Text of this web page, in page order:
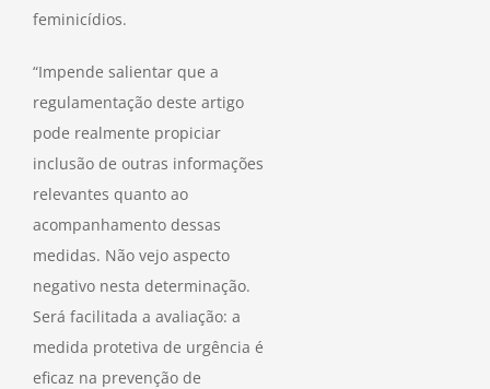
feminicídios.
“Impende salientar que a
regulamentação deste artigo
pode realmente propiciar
inclusão de outras informações
relevantes quanto ao
acompanhamento dessas
medidas. Não vejo aspecto
negativo nesta determinação.
Será facilitada a avaliação: a
medida protetiva de urgência é
eficaz na prevenção de